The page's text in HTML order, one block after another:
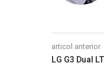
articol anterior
LG G3 Dual